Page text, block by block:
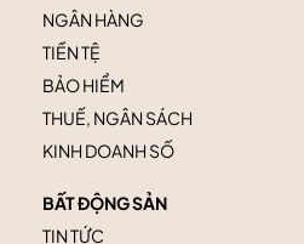
NGÂN HÀNG
TIỀN TỆ
BẢO HIỂM
THUẾ, NGÂN SÁCH
KINH DOANH SỐ
BẤT ĐỘNG SẢN
TIN TỨC